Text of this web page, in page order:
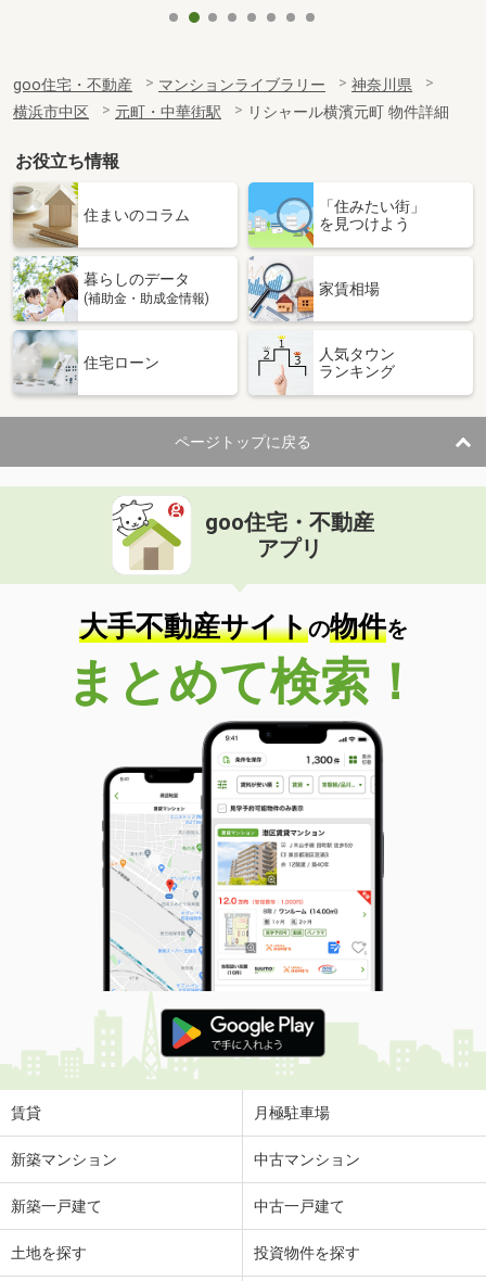
goo住宅・不動産 マンションライブラリー
神奈川県
横浜市中区
元町・中華街駅 リシャール横濱元町 物件詳細
お役立ち情報
住まいのコラム
「住みたい街」
を見つけよう
暮らしのデータ
(補助金・助成金情報)
家賃相場
住宅ローン
人気タウン
ランキング
ページトップに戻る
goo住宅・不動産
アプリ
大手不動産サイトの物件を
まとめて検索！
賃貸 月極駐車場
新築マンション 中古マンション
新築一戸建て 中古一戸建て
土地を探す 投資物件を探す